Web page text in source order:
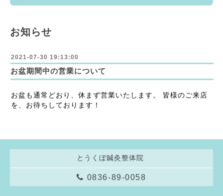
お知らせ
2021-07-30 19:13:00
お盆期間中の営業について
お盆も通常どおり、休まず営業いたします。 皆様のご来店
を、お待ちしております！
とうくぼ鍼灸整体院
0836-89-0058